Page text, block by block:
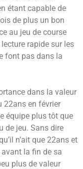
étant capable de
de plus un bon
au jeu de course
rapide sur les
font pas dans la
dans la valeur
22ans en février
équipe plus tôt que
de jeu. Sans dire
n’ait que 22ans et
la fin de sa
plus de valeur